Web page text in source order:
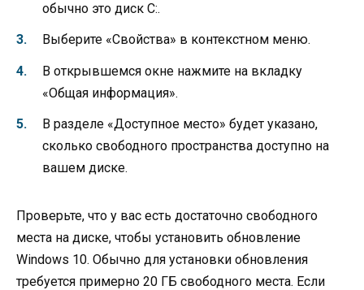
обычно это диск C:.
Выберите «Свойства» в контекстном меню.
В открывшемся окне нажмите на вкладку
«Общая информация».
В разделе «Доступное место» будет указано,
сколько свободного пространства доступно на
вашем диске.
Проверьте, что у вас есть достаточно свободного
места на диске, чтобы установить обновление
Windows 10. Обычно для установки обновления
требуется примерно 20 ГБ свободного места. Если